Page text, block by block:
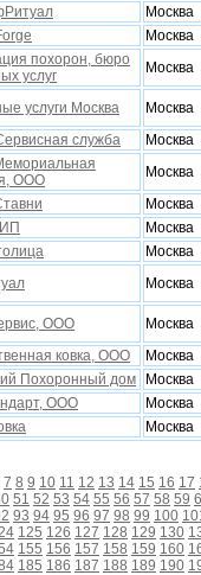
Москва
Москва
похорон, бюро
услуг
Москва
услуги Москва
Москва
служба
Москва
ООО
Москва
Москва
Москва
Москва
Москва
ООО
Москва
ковка, ООО
Москва
Похоронный дом
Москва
ООО
Москва
Москва
7 8 9 10 11 12 13 14 15 16 17
51 52 53 54 55 56 57 58 59
93 94 95 96 97 98 99 100
125 126 127 128 129 130
155 156 157 158 159 160
185 186 187 188 189 190